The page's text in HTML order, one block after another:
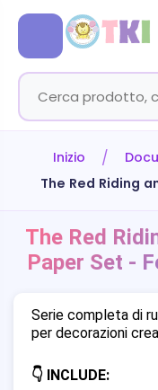
Inizio
The Red Riding
The Red
Paper Set -
Serie completa di
per decorazioni
👇 INCLUDE: